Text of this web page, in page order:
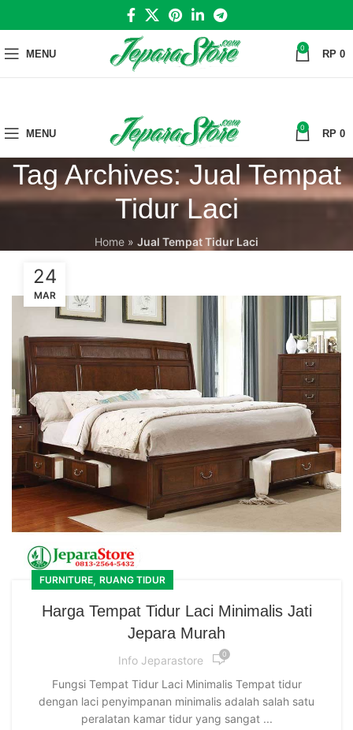
MENU 0 RP 0
MENU 0 RP 0
Tag Archives: Jual Tempat
Tidur Laci
Home » Jual Tempat Tidur Laci
24
MAR
FURNITURE, RUANG TIDUR
Harga Tempat Tidur Laci Minimalis Jati
Jepara Murah
Info Jeparastore 0
Fungsi Tempat Tidur Laci Minimalis Tempat tidur
dengan laci penyimpanan minimalis adalah salah satu
peralatan kamar tidur yang sangat ...